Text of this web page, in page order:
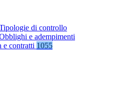
di controllo
e adempimenti
e contratti 1055